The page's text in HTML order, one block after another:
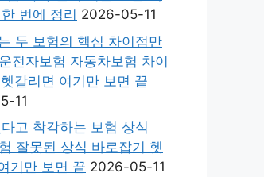
번에 정리 2026-05-11
두 보험의 핵심 차이점만
전자보험 자동차보험 차이
갈리면 여기만 보면 끝
11
고 착각하는 보험 상식
잘못된 상식 바로잡기 헷
기만 보면 끝 2026-05-11